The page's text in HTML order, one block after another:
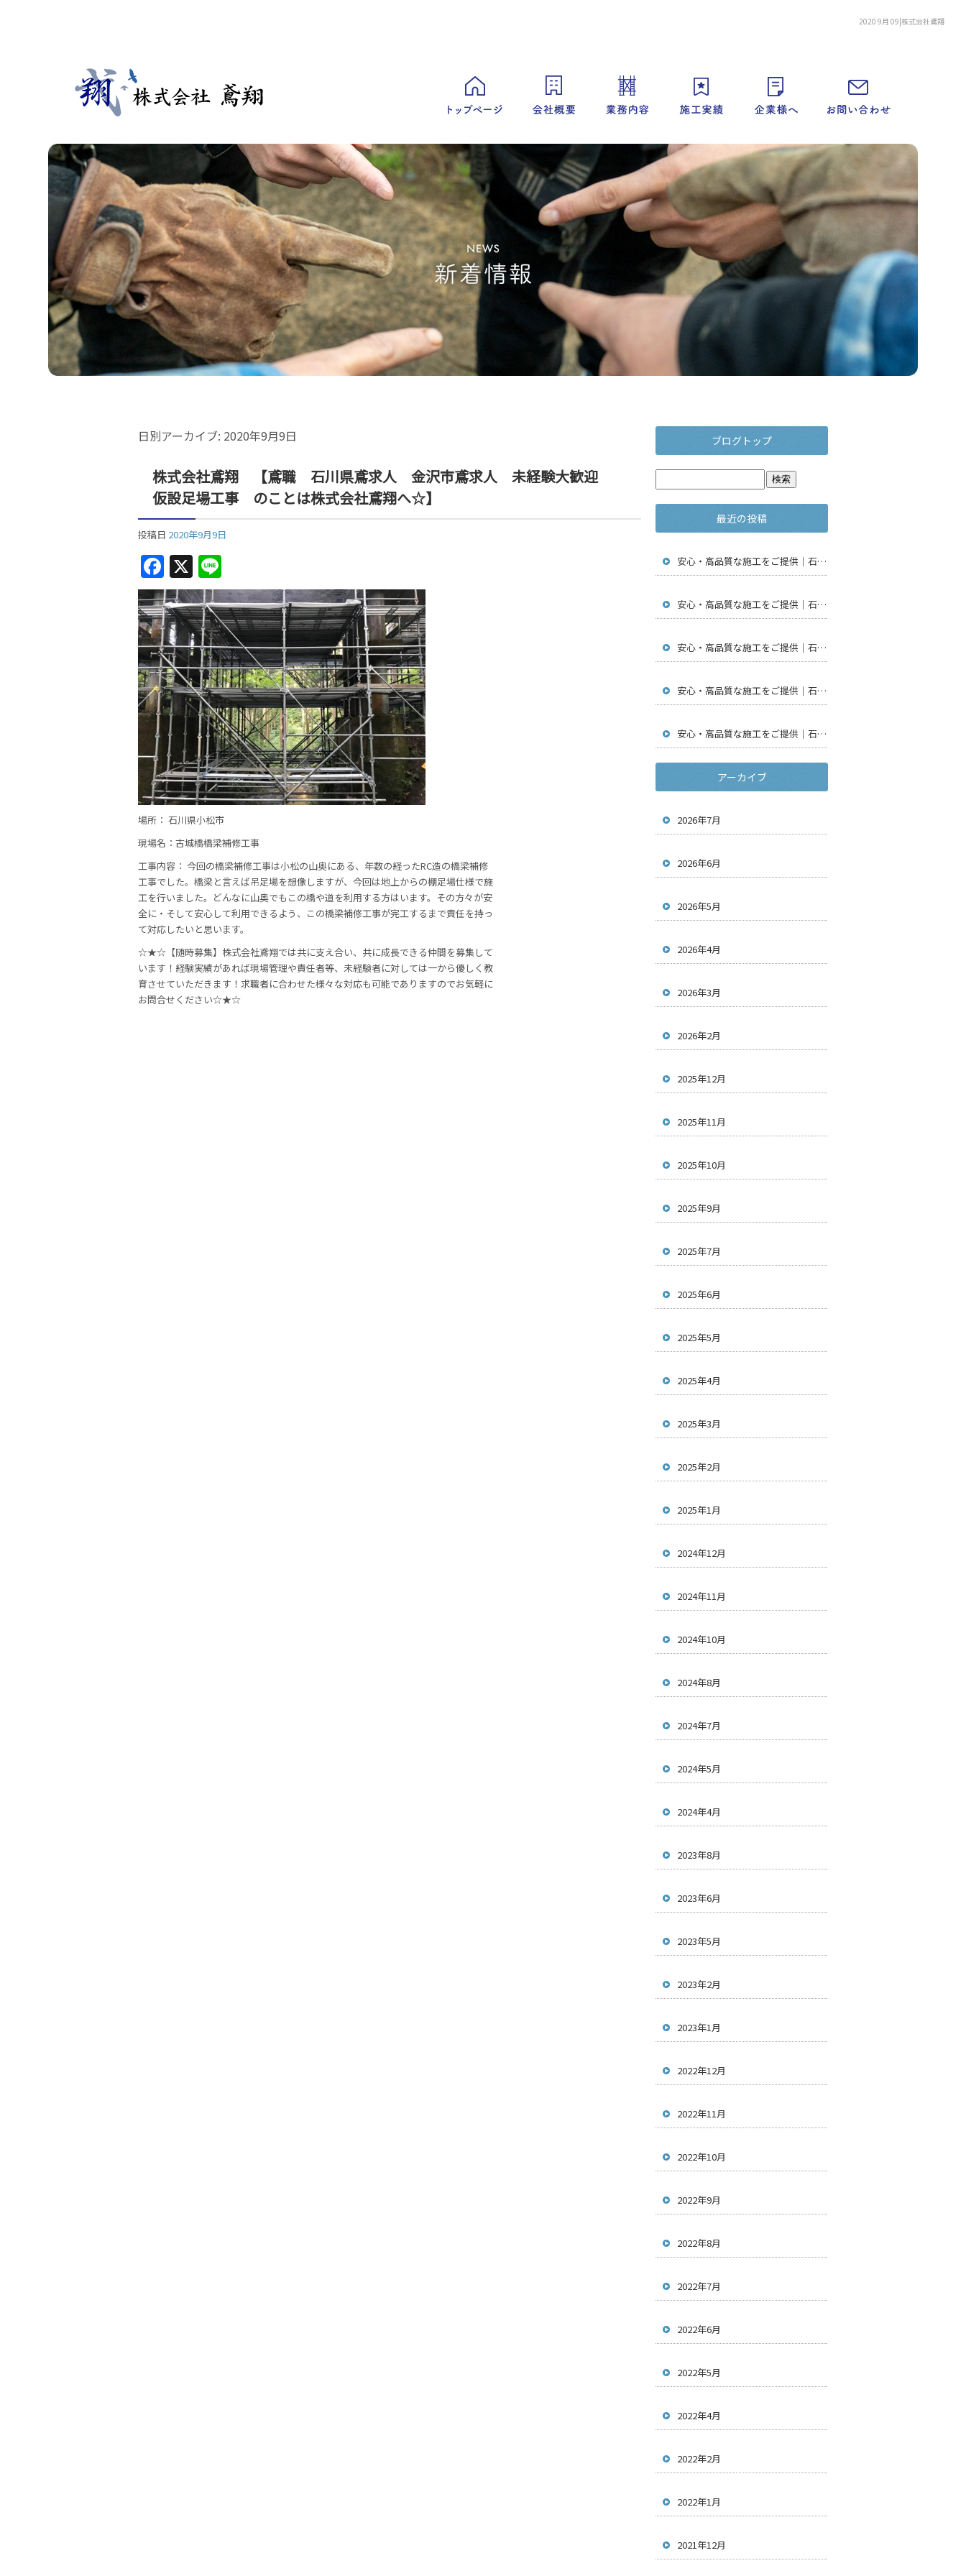
2020 9月 09|株式会社鳶翔
日別アーカイブ: 2020年9月9日
株式会社鳶翔 【鳶職 石川県鳶求人 金沢市鳶求人 未経験大歓迎
仮設足場工事 のことは株式会社鳶翔へ☆】
投稿日 2020年9月9日
F
a
c
e
b
o
o
k
X
n
e
場所： 石川県小松市
現場名：古城橋橋梁補修工事
工事内容： 今回の橋梁補修工事は小松の山奥にある、年数の経ったRC造の橋梁補修
工事でした。橋梁と言えば吊足場を想像しますが、今回は地上からの棚足場仕様で施
工を行いました。どんなに山奥でもこの橋や道を利用する方はいます。その方々が安
全に・そして安心して利用できるよう、この橋梁補修工事が完工するまで責任を持っ
て対応したいと思います。
☆★☆【随時募集】株式会社鳶翔では共に支え合い、共に成長できる仲間を募集して
います！経験実績があれば現場管理や責任者等、未経験者に対しては一から優しく教
育させていただきます！求職者に合わせた様々な対応も可能でありますのでお気軽に
お問合せください☆★☆
ブログトップ
最近の投稿
安心・高品質な施工をご提供｜石川県金沢市で仮設足場工事・通信工事・アンテナ工事は【株式会社鳶翔】
安心・高品質な施工をご提供｜石川県金沢市で仮設足場工事・通信工事・アンテナ工事は【株式会社鳶翔】
安心・高品質な施工をご提供｜石川県金沢市で仮設足場工事・通信工事・アンテナ工事は【株式会社鳶翔】
安心・高品質な施工をご提供｜石川県金沢市で仮設足場工事・通信工事・アンテナ工事は【株式会社鳶翔】
安心・高品質な施工をご提供｜石川県金沢市で仮設足場工事・通信工事・アンテナ工事は【株式会社鳶翔】
アーカイブ
2026年7月
2026年6月
2026年5月
2026年4月
2026年3月
2026年2月
2025年12月
2025年11月
2025年10月
2025年9月
2025年7月
2025年6月
2025年5月
2025年4月
2025年3月
2025年2月
2025年1月
2024年12月
2024年11月
2024年10月
2024年8月
2024年7月
2024年5月
2024年4月
2023年8月
2023年6月
2023年5月
2023年2月
2023年1月
2022年12月
2022年11月
2022年10月
2022年9月
2022年8月
2022年7月
2022年6月
2022年5月
2022年4月
2022年2月
2022年1月
2021年12月